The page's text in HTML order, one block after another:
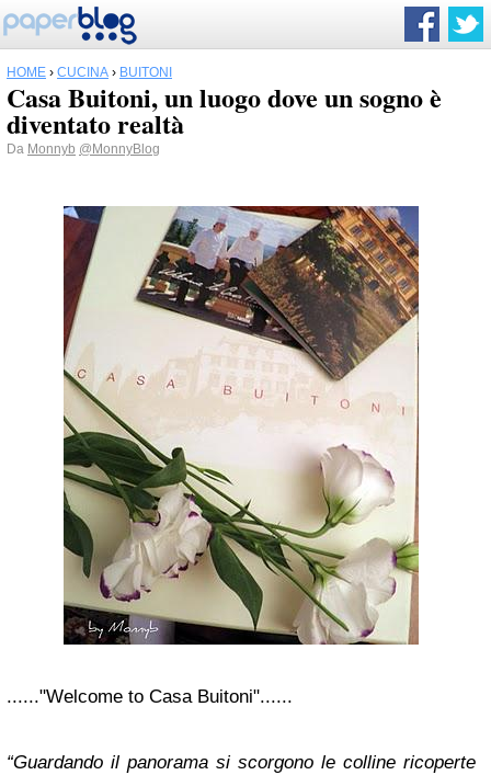
HOME › CUCINA › BUITONI
Casa Buitoni, un luogo dove un sogno è
diventato realtà
Da Monnyb @MonnyBlog
......"Welcome to Casa Buitoni"......
“Guardando il panorama si scorgono le colline ricoperte